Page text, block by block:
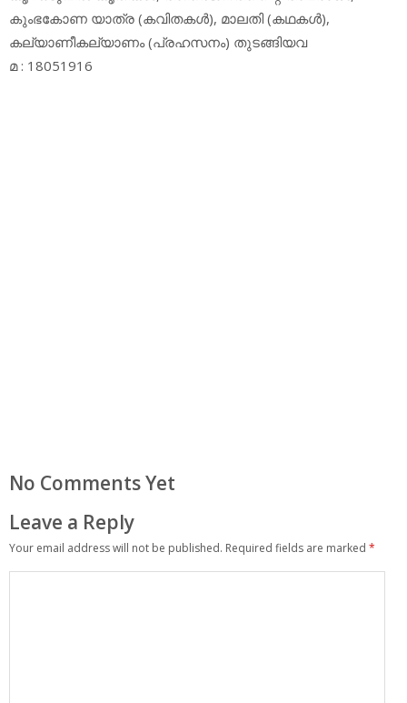
കുംഭകോണ യാത്ര (കവിതകള്‍), മാലതി (കഥകള്‍),
കല്യാണീകല്യാണം (പ്രഹസനം) തുടങ്ങിയവ
മ : 18051916
No Comments Yet
Leave a Reply
Your email address will not be published. Required fields are marked *